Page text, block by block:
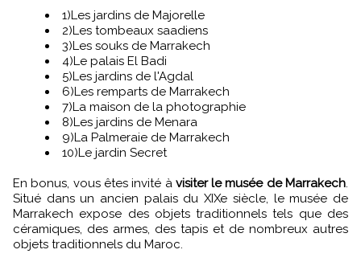
1)Les jardins de Majorelle
2)Les tombeaux saadiens
3)Les souks de Marrakech
4)Le palais El Badi
5)Les jardins de l'Agdal
6)Les remparts de Marrakech
7)La maison de la photographie
8)Les jardins de Menara
9)La Palmeraie de Marrakech
10)Le jardin Secret
En bonus, vous êtes invité àvisiter le musée de Marrakech.
Situé dans un ancien palais du XIXe siècle, le musée de
Marrakech expose des objets traditionnels tels que des
céramiques, des armes, des tapis et de nombreux autres
objets traditionnels du Maroc.